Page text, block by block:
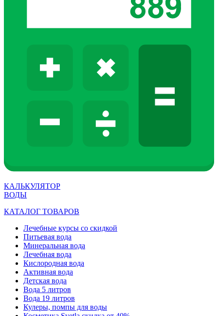
КАЛЬКУЛЯТОР
ВОДЫ
КАТАЛОГ ТОВАРОВ
Лечебные курсы со скидкой
Питьевая вода
Минеральная вода
Лечебная вода
Кислородная вода
Активная вода
Детская вода
Вода 5 литров
Вода 19 литров
Кулеры, помпы для воды